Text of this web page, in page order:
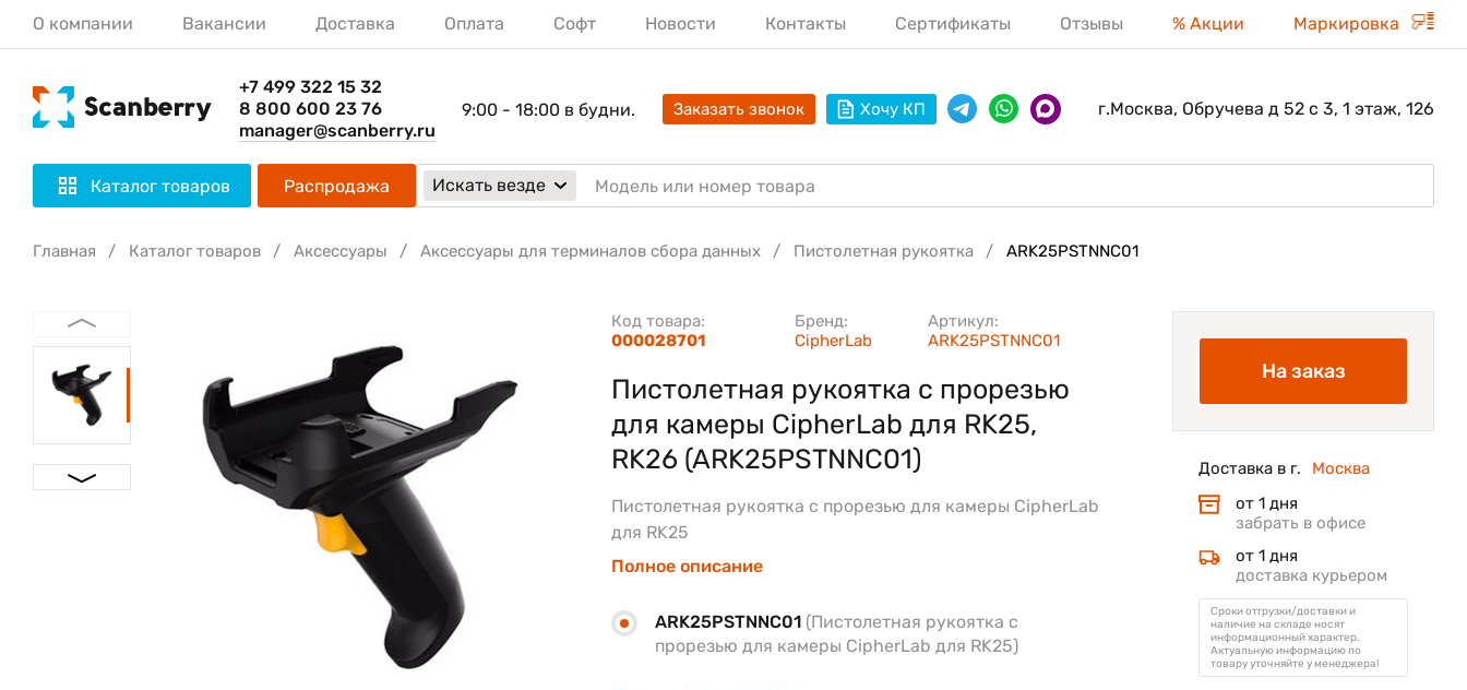
О компании Вакансии Доставка Оплата Софт Новости Контакты Сертификаты Отзывы % Акции Маркировка
+7 499 322 15 32
8 800 600 23 76
manager@scanberry.ru
9:00 - 18:00 в будни. Заказать звонок Хочу КП г.Москва, Обручева д 52 с 3, 1 этаж, 126
Каталог товаров Распродажа Искать везде
Главная Каталог товаров Аксессуары Аксессуары для терминалов сбора данных Пистолетная рукоятка ARK25PSTNNC01
Бренд:
CipherLab
Код товара:
000028701
Артикул:
ARK25PSTNNC01
Пистолетная рукоятка с прорезью
для камеры CipherLab для RK25,
RK26 (ARK25PSTNNC01)
Пистолетная рукоятка с прорезью для камеры CipherLab
для RK25
Полное описание
ARK25PSTNNC01 (Пистолетная рукоятка с
прорезью для камеры CipherLab для RK25)
На заказ
Доставка в г.
Москва
от 1 дня
забрать в офисе
от 1 дня
доставка курьером
Сроки отгрузки/доставки и
наличие на складе носят
информационный характер.
Актуальную информацию по
товару уточняйте у менеджера!